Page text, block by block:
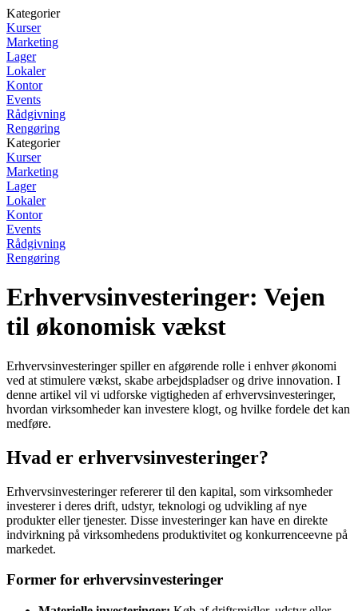
Kategorier
Kurser
Marketing
Lager
Lokaler
Kontor
Events
Rådgivning
Rengøring
Kategorier
Kurser
Marketing
Lager
Lokaler
Kontor
Events
Rådgivning
Rengøring
Erhvervsinvesteringer: Vejen
til økonomisk vækst
Erhvervsinvesteringer spiller en afgørende rolle i enhver økonomi
ved at stimulere vækst, skabe arbejdspladser og drive innovation. I
denne artikel vil vi udforske vigtigheden af erhvervsinvesteringer,
hvordan virksomheder kan investere klogt, og hvilke fordele det kan
medføre.
Hvad er erhvervsinvesteringer?
Erhvervsinvesteringer refererer til den kapital, som virksomheder
investerer i deres drift, udstyr, teknologi og udvikling af nye
produkter eller tjenester. Disse investeringer kan have en direkte
indvirkning på virksomhedens produktivitet og konkurrenceevne på
markedet.
Former for erhvervsinvesteringer